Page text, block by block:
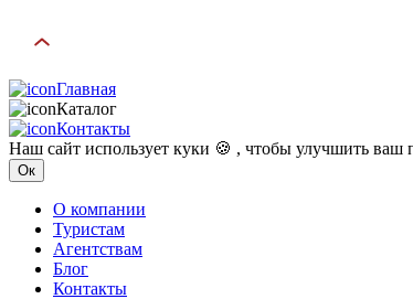
Главная
Каталог
Контакты
Наш сайт использует куки 🍪 , чтобы улучшить ваш
Ок
О компании
Туристам
Агентствам
Блог
Контакты